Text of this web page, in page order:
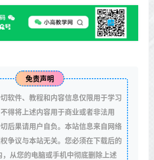
免责声明
软件、教程和内容信息仅限用于学习
得将上述内容用于商业或者非法用
后果请用户自负。本站信息来自网络
争议与本站无关。您必须在下载后的
从您的电脑或手机中彻底删除上述